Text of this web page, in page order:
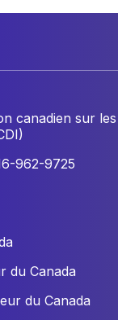
canadien sur
962-9725
du Canada
du Canada